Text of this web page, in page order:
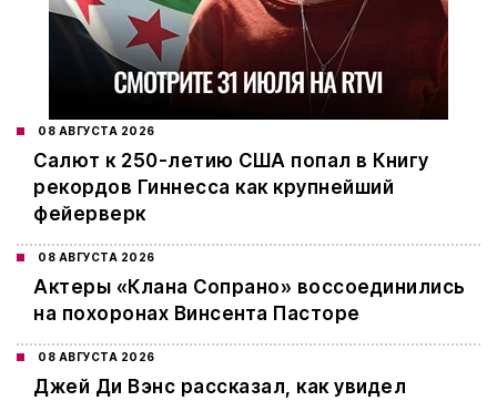
08 АВГУСТА 2026
Салют к 250-летию США попал в Книгу
рекордов Гиннесса как крупнейший
фейерверк
08 АВГУСТА 2026
Актеры «Клана Сопрано» воссоединились
на похоронах Винсента Пасторе
08 АВГУСТА 2026
Джей Ди Вэнс рассказал, как увидел